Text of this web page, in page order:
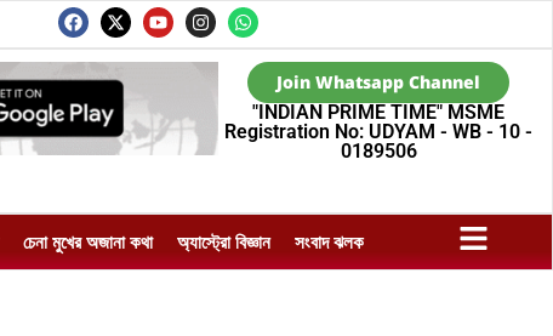
Join Whatsapp Channel
"INDIAN PRIME TIME" MSME
Registration No: UDYAM - WB - 10 -
0189506
চেনা মুখের অজানা কথা অ্যাস্ট্রো বিজ্ঞান সংবাদ ঝলক